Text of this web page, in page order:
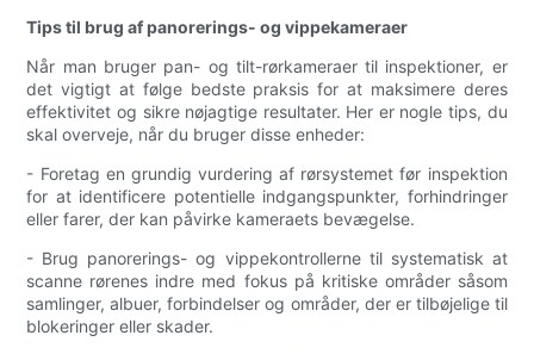
Tips til brug af panorerings- og vippekameraer
Når man bruger pan- og tilt-rørkameraer til inspektioner, er
det vigtigt at følge bedste praksis for at maksimere deres
effektivitet og sikre nøjagtige resultater. Her er nogle tips, du
skal overveje, når du bruger disse enheder:
- Foretag en grundig vurdering af rørsystemet før inspektion
for at identificere potentielle indgangspunkter, forhindringer
eller farer, der kan påvirke kameraets bevægelse.
- Brug panorerings- og vippekontrollerne til systematisk at
scanne rørenes indre med fokus på kritiske områder såsom
samlinger, albuer, forbindelser og områder, der er tilbøjelige til
blokeringer eller skader.